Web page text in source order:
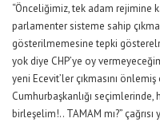
“Önceliğimiz, tek adam rejimine
parlamenter sisteme sahip
gösterilmemesine tepki
yok diye CHP’ye oy
yeni Ecevit’ler çıkmasını
Cumhurbaşkanlığı
birleşelim!.. TAMAM mı?” çağrısı